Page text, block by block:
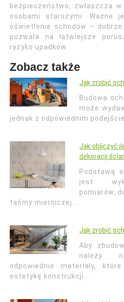
bezpieczeństwo, zwłaszcza
osobami starszymi. Ważne
oświetlenie schodów –
pozwala na łatwiejsze
ryzyko upadków.
Zobacz także
Jak zrobić
Budowa
może
jednak z odpowiednim
Jak obliczyć
dekoracji
Podstawą
jest
pomiarów,
taśmy mierniczej.…
Jak zrobić
Aby
należy
odpowiednie materiały,
estetykę konstrukcji.…